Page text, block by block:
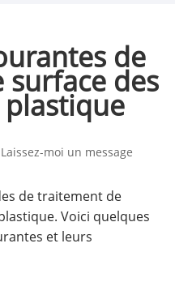
de
des
Laissez-moi un message
de traitement de
Voici quelques
et leurs